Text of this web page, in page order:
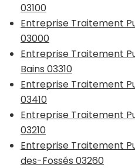
03100
Entreprise Traitement
03000
Entreprise Traitement
Bains 03310
Entreprise Traitement
03410
Entreprise Traitement
03210
Entreprise Traitement
des-Fossés 03260